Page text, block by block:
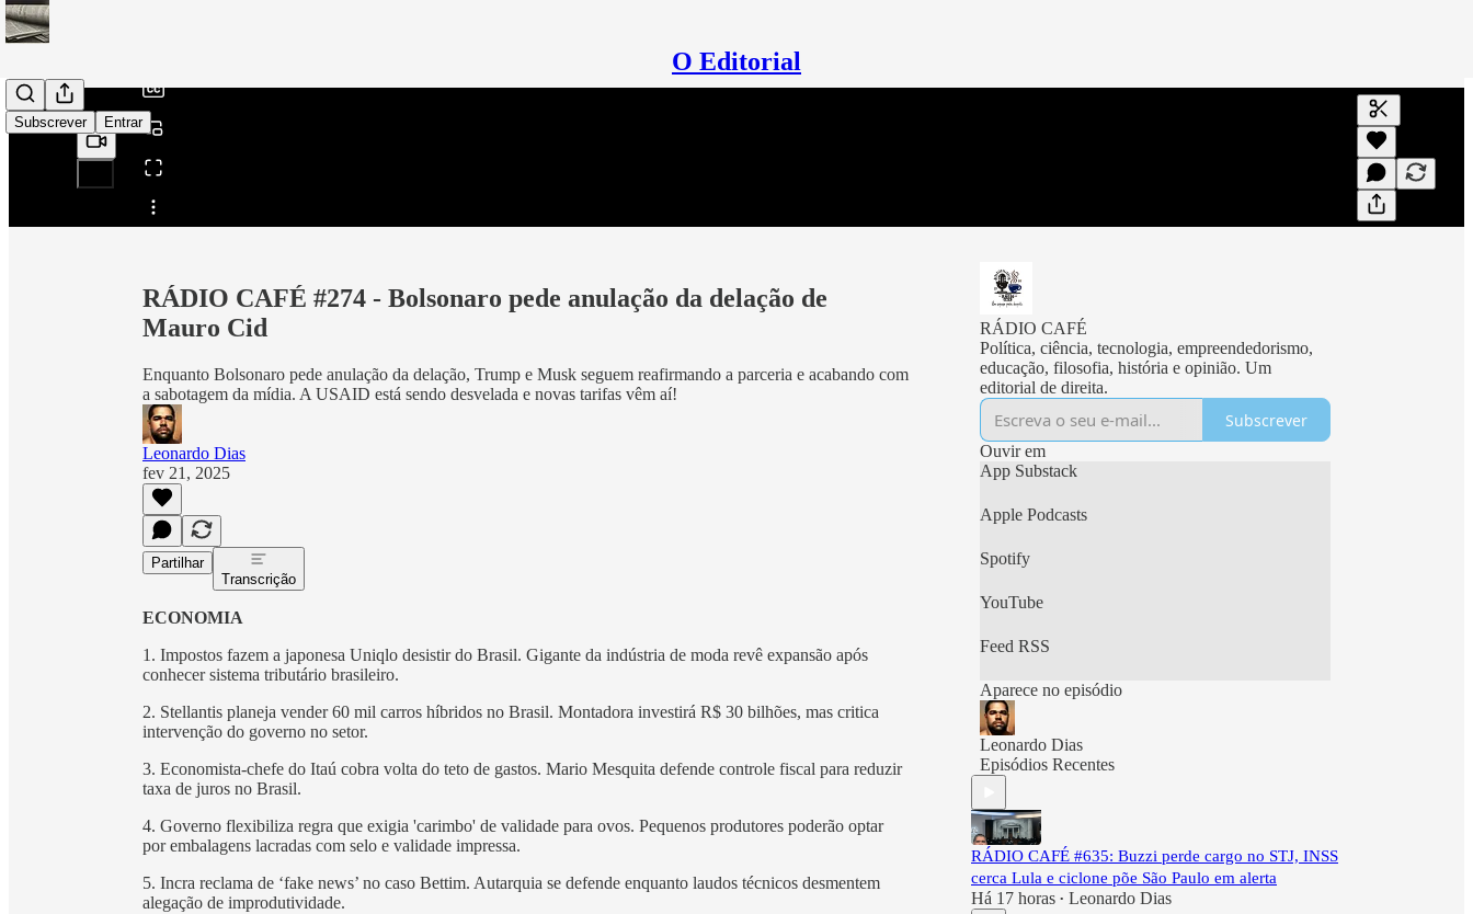
O Editorial
Subscrever Entrar
Partilhar a partir de0:00
Gerar
Uma
RÁDIO CAFÉ #274 - Bolsonaro pede anulação da delação de
Mauro Cid
Enquanto Bolsonaro pede anulação da delação, Trump e Musk seguem reafirmando a parceria e acabando com
a sabotagem da mídia. A USAID está sendo desvelada e novas tarifas vêm aí!
Leonardo Dias
fev 21, 2025
Partilhar
Transcrição
ECONOMIA
1. Impostos fazem a japonesa Uniqlo desistir do Brasil. Gigante da indústria de moda revê expansão após
conhecer sistema tributário brasileiro.
2. Stellantis planeja vender 60 mil carros híbridos no Brasil. Montadora investirá R$ 30 bilhões, mas critica
intervenção do governo no setor.
3. Economista-chefe do Itaú cobra volta do teto de gastos. Mario Mesquita defende controle fiscal para reduzir
taxa de juros no Brasil.
4. Governo flexibiliza regra que exigia 'carimbo' de validade para ovos. Pequenos produtores poderão optar
por embalagens lacradas com selo e validade impressa.
5. Incra reclama de ‘fake news’ no caso Bettim. Autarquia se defende enquanto laudos técnicos desmentem
alegação de improdutividade.
RÁDIO CAFÉ
Política, ciência, tecnologia, empreendedorismo,
educação, filosofia, história e opinião. Um
editorial de direita.
Subscrever
Ouvir em
App Substack
Apple Podcasts
Spotify
YouTube
Feed RSS
Aparece no episódio
Leonardo Dias
Episódios Recentes
RÁDIO CAFÉ #635: Buzzi perde cargo no STJ, INSS
cerca Lula e ciclone põe São Paulo em alerta
Há 17 horas • Leonardo Dias